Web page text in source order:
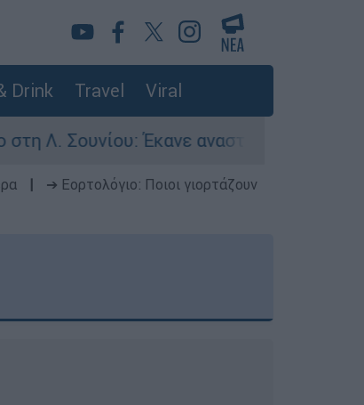
Drink Travel Viral
Έκανε αναστροφή ο οδηγός - Σοβαρά
➔ Εορτολόγιο: Ποιοι γιορτάζουν